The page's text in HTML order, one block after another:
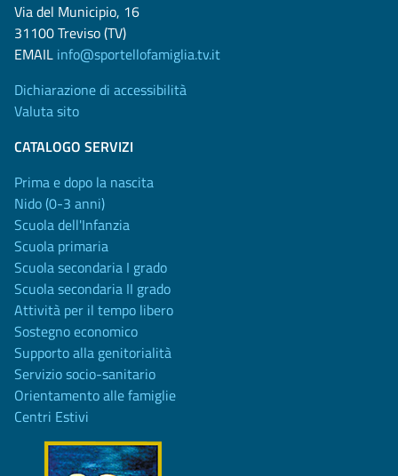
Via del Municipio, 16
31100 Treviso (TV)
EMAIL info@sportellofamiglia.tv.it
Dichiarazione di accessibilità
Valuta sito
CATALOGO SERVIZI
Prima e dopo la nascita
Nido (0-3 anni)
Scuola dell'Infanzia
Scuola primaria
Scuola secondaria I grado
Scuola secondaria II grado
Attività per il tempo libero
Sostegno economico
Supporto alla genitorialità
Servizio socio-sanitario
Orientamento alle famiglie
Centri Estivi